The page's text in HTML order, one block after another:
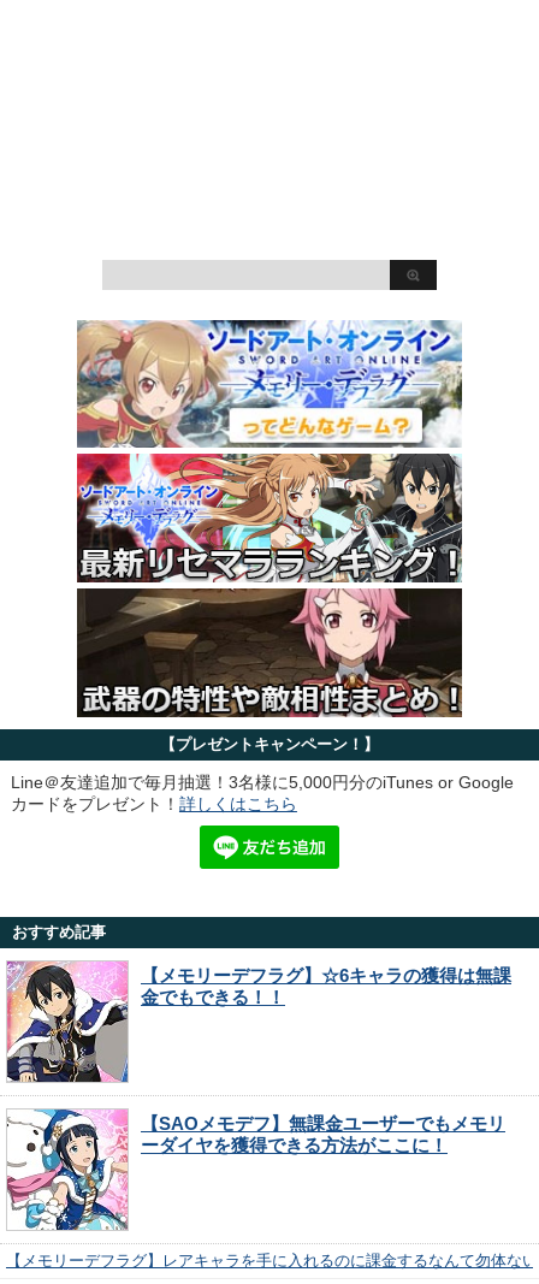
【プレゼントキャンペーン！】
Line＠友達追加で毎月抽選！3名様に5,000円分のiTunes or Google
カードをプレゼント！ 詳しくはこちら
おすすめ記事
【メモリーデフラグ】☆6キャラの獲得は無課
金でもできる！！
【SAOメモデフ】無課金ユーザーでもメモリ
ーダイヤを獲得できる方法がここに！
【メモリーデフラグ】レアキャラを手に入れるのに課金するなんて勿体な